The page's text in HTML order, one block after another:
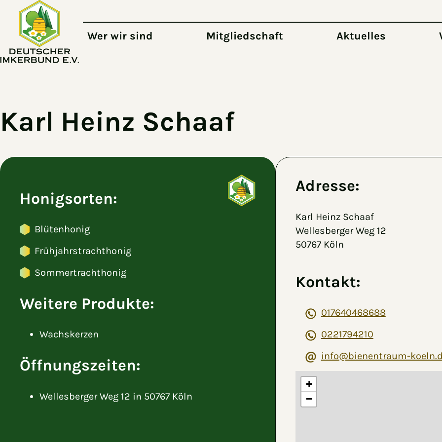
Zum Hauptinhalt springen
Wer wir sind Mitgliedschaft Aktuelles
Karl Heinz Schaaf
Honigsorten:
Blütenhonig
Frühjahrstrachthonig
Sommertrachthonig
Weitere Produkte:
Wachskerzen
Öffnungszeiten:
Wellesberger Weg 12 in 50767 Köln
Adresse:
Karl Heinz Schaaf
Wellesberger Weg 12
50767 Köln
Kontakt:
017640468688
0221794210
info@bienentraum-
+
−